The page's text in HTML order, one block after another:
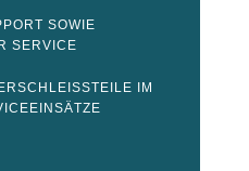
SOWIE
SERVICE
IM Z